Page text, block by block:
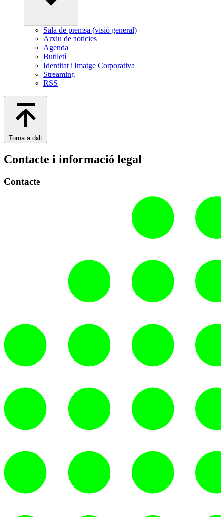
Sala de premsa (visió general)
Arxiu de notícies
Agenda
Butlletí
Identitat i Imatge Corporativa
Streaming
RSS
Torna a dalt
Contacte i informació legal
Contacte